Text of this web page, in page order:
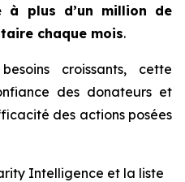
à plus d’un million de
chaque mois.
croissants, cette
des donateurs et
des actions posées
Intelligence et la liste